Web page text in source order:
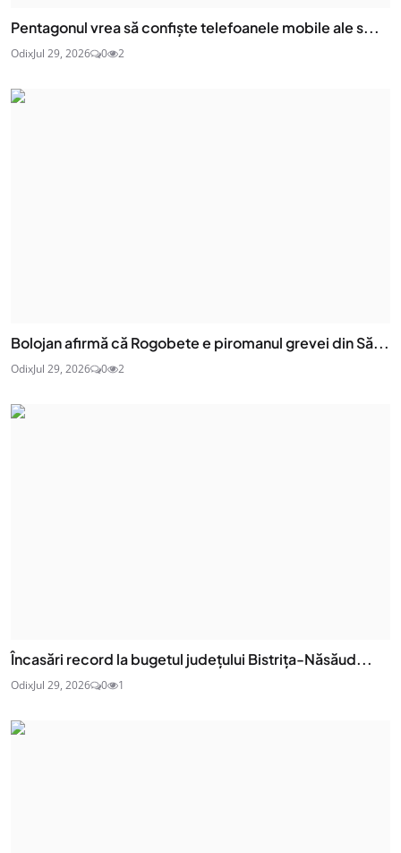
Pentagonul vrea să confiște telefoanele mobile ale s...
OdixJul 29, 2026 0 2
Bolojan afirmă că Rogobete e piromanul grevei din Să...
OdixJul 29, 2026 0 2
Încasări record la bugetul județului Bistrița-Năsăud...
OdixJul 29, 2026 0 1